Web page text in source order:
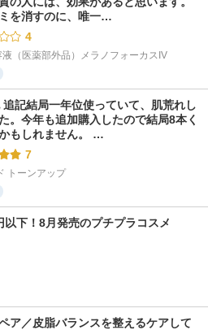
を消すのに、唯一…
4
（医薬部外品）メラノフォーカスIV
記結局一年位使っていて、肌荒れし
。今年も追加購入したので結局8本く
もしれません。 …
7
トーンアップ
以下！8月発売のプチプラコスメ
ア／皮脂バランスを整えるケアして